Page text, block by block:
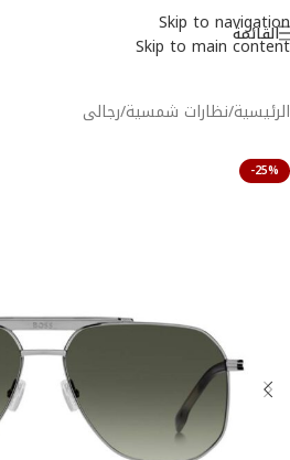
Skip to navigation
Skip to main content
القائمة
الرئيسية/نظارات شمسية/رجالى
-25%